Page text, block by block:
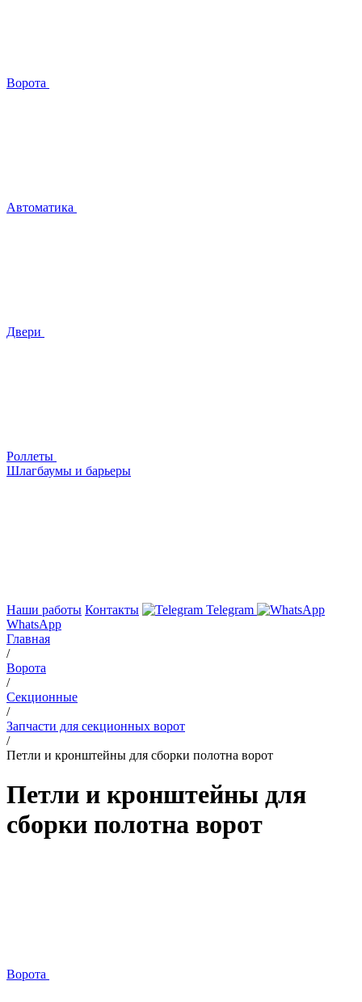
Ворота
Автоматика
Двери
Роллеты
Шлагбаумы и барьеры
Наши работы Контакты
Telegram
WhatsApp
Главная
/
Ворота
/
Секционные
/
Запчасти для секционных ворот
/
Петли и кронштейны для сборки полотна ворот
Петли и кронштейны для
сборки полотна ворот
Ворота